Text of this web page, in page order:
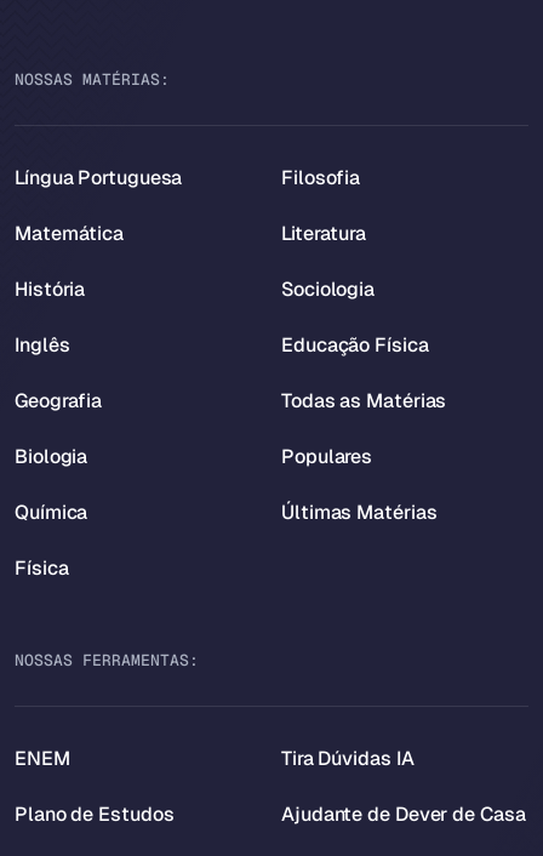
NOSSAS MATÉRIAS:
Língua Portuguesa
Matemática
História
Inglês
Geografia
Biologia
Química
Física
Filosofia
Literatura
Sociologia
Educação Física
Todas as Matérias
Populares
Últimas Matérias
NOSSAS FERRAMENTAS:
ENEM
Plano de Estudos
Tira Dúvidas IA
Ajudante de Dever de Casa